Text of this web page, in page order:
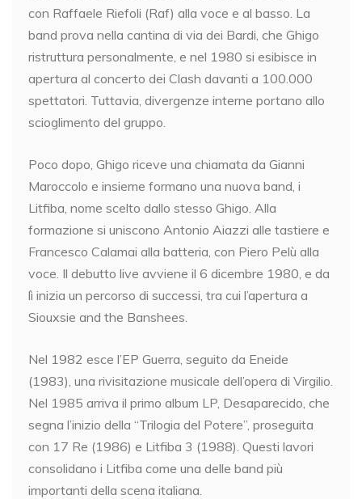
con Raffaele Riefoli (Raf) alla voce e al basso. La
band prova nella cantina di via dei Bardi, che Ghigo
ristruttura personalmente, e nel 1980 si esibisce in
apertura al concerto dei Clash davanti a 100.000
spettatori. Tuttavia, divergenze interne portano allo
scioglimento del gruppo.
Poco dopo, Ghigo riceve una chiamata da Gianni
Maroccolo e insieme formano una nuova band, i
Litfiba, nome scelto dallo stesso Ghigo. Alla
formazione si uniscono Antonio Aiazzi alle tastiere e
Francesco Calamai alla batteria, con Piero Pelù alla
voce. Il debutto live avviene il 6 dicembre 1980, e da
lì inizia un percorso di successi, tra cui l’apertura a
Siouxsie and the Banshees.
Nel 1982 esce l’EP Guerra, seguito da Eneide
(1983), una rivisitazione musicale dell’opera di Virgilio.
Nel 1985 arriva il primo album LP, Desaparecido, che
segna l’inizio della “Trilogia del Potere”, proseguita
con 17 Re (1986) e Litfiba 3 (1988). Questi lavori
consolidano i Litfiba come una delle band più
importanti della scena italiana.